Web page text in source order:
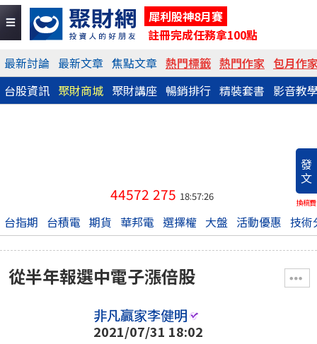
犀利股神8月賽
註冊完成任務拿100點
最新討論 最新文章 焦點文章 熱門標籤 熱門作家 包月作
台股資訊 聚財商城 聚財講座 暢銷排行 精裝套書 影音教
發
文
換稿費
44572 275 18:57:26
台指期 台積電 期貨 華邦電 選擇權 大盤 活動優惠 技術
從半年報選中電子漲倍股
非凡贏家李健明
2021/07/31 18:02